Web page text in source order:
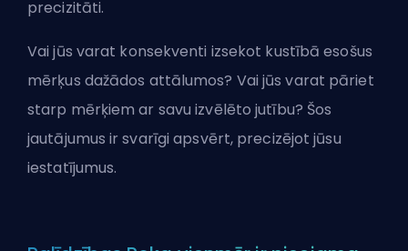
precizitāti.
Vai jūs varat konsekventi izsekot kustībā esošus
mērķus dažādos attālumos? Vai jūs varat pāriet
starp mērķiem ar savu izvēlēto jutību? Šos
jautājumus ir svarīgi apsvērt, precizējot jūsu
iestatījumus.